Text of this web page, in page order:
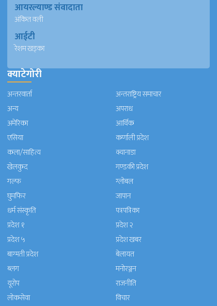
आयरल्याण्ड संवादाता
अंकित वली
आईटी
रेशम खड्का
क्याटेगोरी
अन्तरवार्ता
अन्तराष्ट्रिय समाचार
अन्य
अपराध
अमेरिका
आर्थिक
एसिया
कर्णाली प्रदेश
कला/साहित्य
क्यानाडा
खेलकुद
गण्डकी प्रदेश
गल्फ
ग्लोबल
घुमफिर
जापान
धर्म संस्कृति
पत्रपत्रिका
प्रदेश १
प्रदेश २
प्रदेश ५
प्रदेश खबर
बाग्मती प्रदेश
बेलायत
ब्लग
मनाेरञ्जन
यूरोप
राजनीति
लोकसेवा
विचार